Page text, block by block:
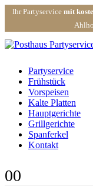
Ihr Partyservice mit
Partyservice
Frühstück
Vorspeisen
Kalte Platten
Hauptgerichte
Grillgerichte
Spanferkel
Kontakt
00